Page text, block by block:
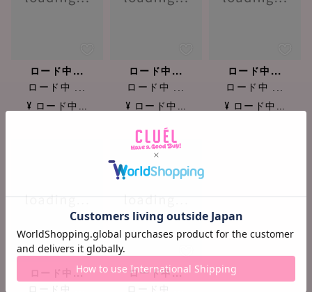
ロード中...
ロード中 ...
¥ ロード中...
ロード中...
ロード中 ...
¥ ロード中...
ロード中...
ロード中 ...
¥ ロード中...
ロード中... ロード中...